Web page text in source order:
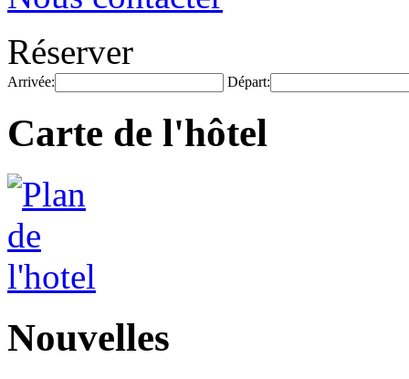
Réserver
Arrivée: Départ:
Carte de l'hôtel
Nouvelles